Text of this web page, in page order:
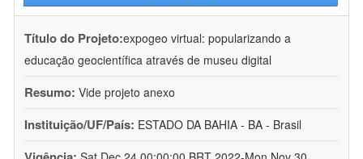
Título do Projeto:expogeo virtual: popularizando a
educação geocientífica através de museu digital
Resumo: Vide projeto anexo
Instituição/UF/País: ESTADO DA BAHIA - BA - Brasil